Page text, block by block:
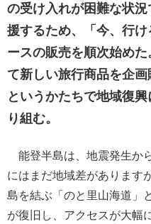
の受け入れが困難な状
援するため、「今、行
ースの販売を順次始め
て新しい旅行商品を企
というかたちで地域復
り組む。
能登半島は、地震発生か
にはまだ地域差があります
島を結ぶ「のと里山海道」
が復旧し、アクセスが大幅